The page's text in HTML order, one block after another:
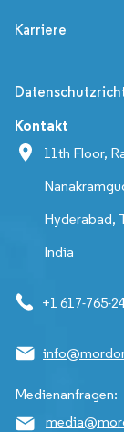
Karriere
Kontakt
11th Floor,
Hyderabad,
India
+1 617-765-
Medienanfragen: